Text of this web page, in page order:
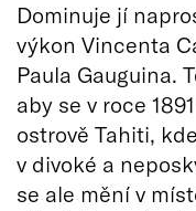
Dominuje jí
výkon Vincenta
Paula Gauguina.
aby se v roce
ostrově Tahiti,
v divoké a
se ale mění v